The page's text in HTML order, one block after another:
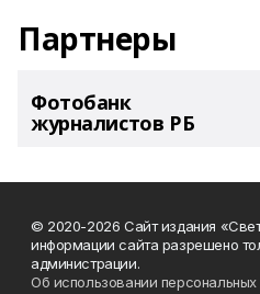
Партнеры
Фотобанк
журналистов РБ
© 2020-2026 Сайт издания
информации сайта разрешено
администрации.
Об использовании персональных